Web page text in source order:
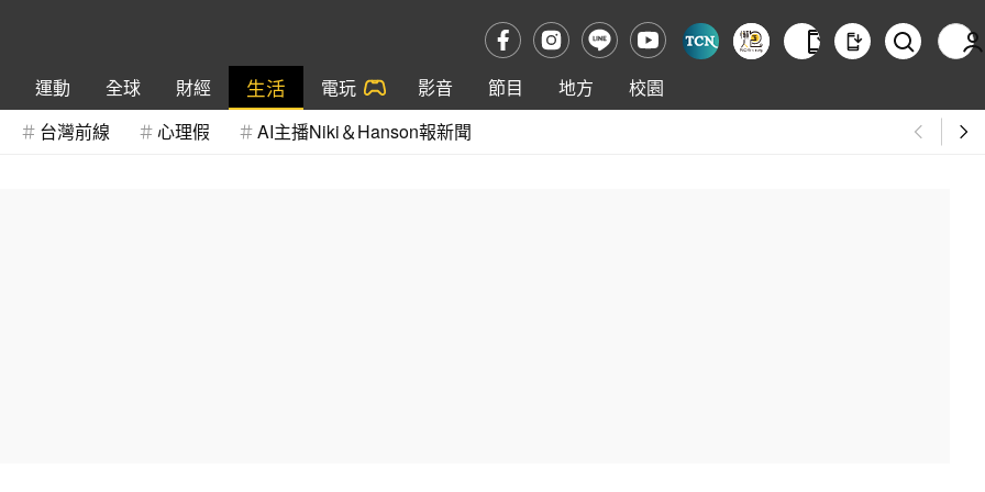
運動 全球 財經 生活 電玩 影音 節目 地方
校園
台灣前線
心理假 AI主播Niki＆Hanson報新聞